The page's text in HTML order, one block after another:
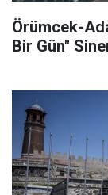
Örümcek-
Bir Gün"